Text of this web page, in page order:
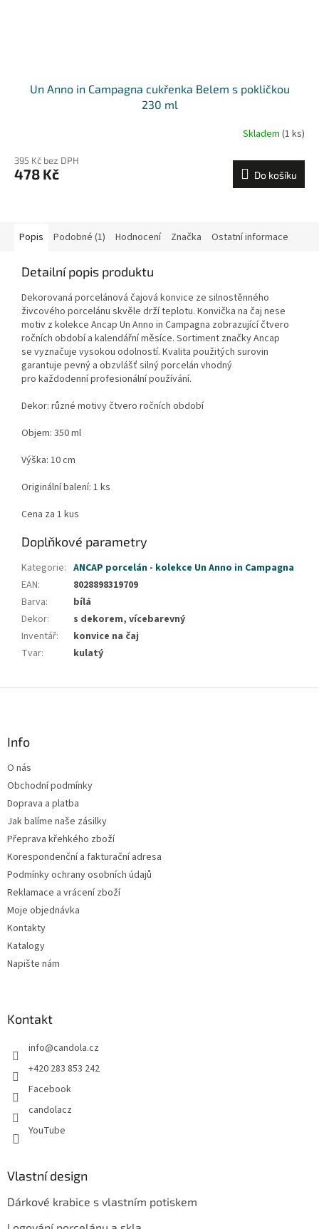
Un Anno in Campagna cukřenka Belem s pokličkou
230 ml
Skladem (1 ks)
395 Kč bez DPH
478 Kč Do košíku
Popis Podobné (1) Hodnocení Značka Ostatní informace
Detailní popis produktu
Dekorovaná porcelánová čajová konvice ze silnostěnného
živcového porcelánu skvěle drží teplotu. Konvička na čaj nese
motiv z kolekce Ancap Un Anno in Campagna zobrazující čtvero
ročních období a kalendářní měsíce. Sortiment značky Ancap
se vyznačuje vysokou odolností. Kvalita použitých surovin
garantuje pevný a obzvlášť silný porcelán vhodný
pro každodenní profesionální používání.
Dekor: různé motivy čtvero ročních období
Objem: 350 ml
Výška: 10 cm
Originální balení: 1 ks
Cena za 1 kus
Doplňkové parametry
Kategorie: ANCAP porcelán - kolekce Un Anno in Campagna
EAN:
8028898319709
Barva:
bílá
Dekor:
s dekorem, vícebarevný
Inventář:
konvice na čaj
Tvar: kulatý
Info
O nás
Obchodní podmínky
Doprava a platba
Jak balíme naše zásilky
Přeprava křehkého zboží
Korespondenční a fakturační adresa
Podmínky ochrany osobních údajů
Reklamace a vrácení zboží
Moje objednávka
Kontakty
Katalogy
Napište nám
Kontakt
info@candola.cz
+420 283 853 242
Facebook
candolacz
YouTube
Vlastní design
Dárkové krabice s vlastním potiskem